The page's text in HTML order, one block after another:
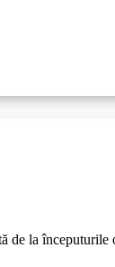
de la începuturile